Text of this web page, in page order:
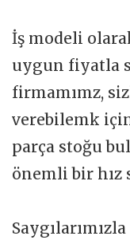
İş modeli
uygun fiyatla
firmamımz,
verebilemk
parça stoğu
önemli bir hız
Saygılarımızla